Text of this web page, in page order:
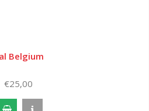
Belgium
€25,00